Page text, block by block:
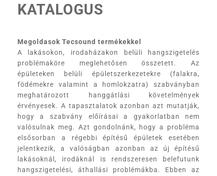
KATALOGUS
Megoldasok Tecsound termékekkel
A lakásokon, irodaházakon belüli hangszigetelés
problémaköre meglehetősen összetett. Az
épületeken belüli épületszerkezetekre (falakra,
födémekre valamint a homlokzatra) szabványban
meghatározott hanggátlási követelmények
érvényesek. A tapasztalatok azonban azt mutatják,
hogy a szabvány előírásai a gyakorlatban nem
valósulnak meg. Azt gondolnánk, hogy a probléma
elsősorban a régebbi építésű épületek esetében
jelentkezik, a valóságban azonban az új építésű
lakásoknál, irodáknál is rendszeresen belefutunk
hangszigetelési, áthallási problémákba. Ebben az